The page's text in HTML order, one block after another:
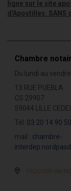
ligne sur le site
d'Apostilles. SANS
Chambre
Du lundi au
13 RUE PUEBLA
CS 29907
59044 LILLE
Tél. 03 20 14 90 50
mail : chambre-
TROUVER UN